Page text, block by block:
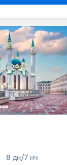
8 дн/7 нч